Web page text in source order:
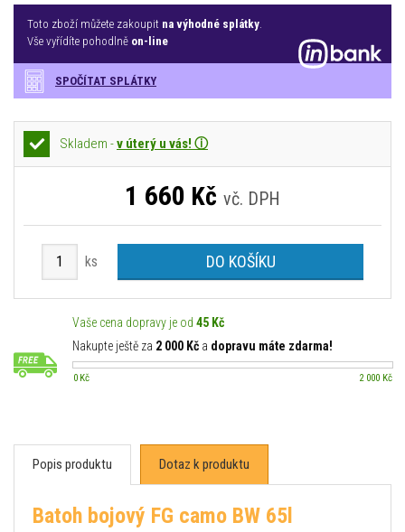
Toto zboží můžete zakoupit na výhodné splátky.
Vše vyřídíte pohodlně on-line
SPOČÍTAT SPLÁTKY
Skladem -v úterý u vás! ⓘ
1 660 Kč vč. DPH
ks DO KOŠÍKU
Vaše cena dopravy je od 45 Kč
Nakupte ještě za 2 000 Kč a dopravu máte zdarma!
0 Kč 2 000 Kč
Popis produktu Dotaz k produktu
Batoh bojový FG camo BW 65l